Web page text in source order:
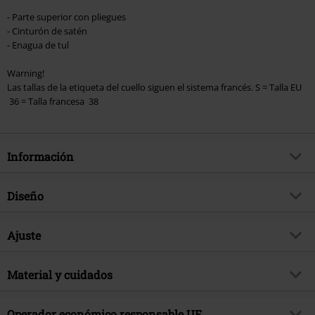
- Parte superior con pliegues
- Cinturón de satén
- Enagua de tul
Warning!
Las tallas de la etiqueta del cuello siguen el sistema francés. S = Talla EU
36 = Talla francesa 38
Información
Artículo no.
Brand
Diseño
Tipo de producto
Detalles
Con encaje
Ajuste
Forma/Tops
Material y cuidados
Material Externo
97% algodón, 3% Spandex